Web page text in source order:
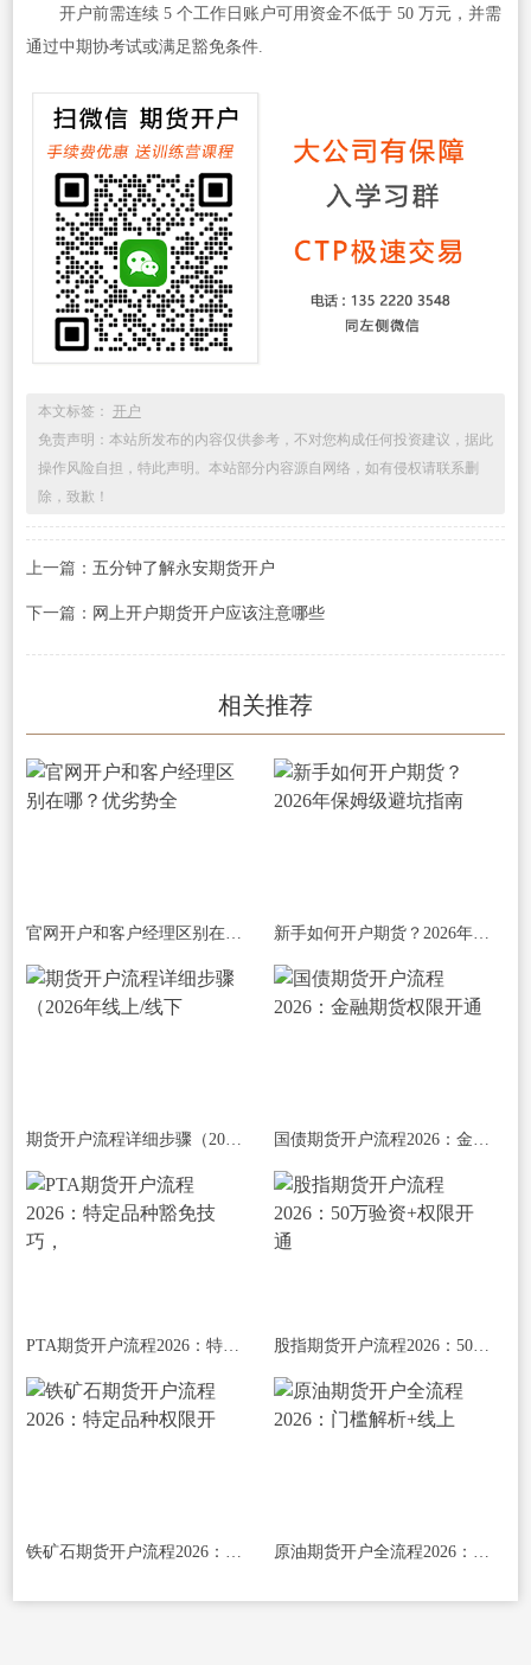
开户前需连续 5 个工作日账户可用资金不低于 50 万元，并需
通过中期协考试或满足豁免条件.
本文标签： 开户
免责声明：本站所发布的内容仅供参考，不对您构成任何投资建议，据此
操作风险自担，特此声明。本站部分内容源自网络，如有侵权请联系删
除，致歉！
上一篇： 五分钟了解永安期货开户
下一篇： 网上开户期货开户应该注意哪些
相关推荐
官网开户和客户经理区别在哪？优劣势全 新手如何开户期货？2026年保姆级避坑指南
期货开户流程详细步骤（2026年线上/线下 国债期货开户流程2026：金融期货权限开通
PTA期货开户流程2026：特定品种豁免技巧， 股指期货开户流程2026：50万验资+权限开通
铁矿石期货开户流程2026：特定品种权限开 原油期货开户全流程2026：门槛解析+线上